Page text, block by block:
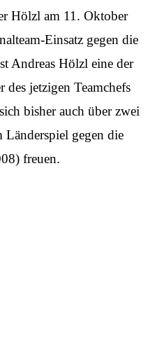
Hölzl am 11. Oktober
Einsatz gegen die
Andreas Hölzl eine der
jetzigen Teamchefs
bisher auch über zwei
gegen die
freuen.